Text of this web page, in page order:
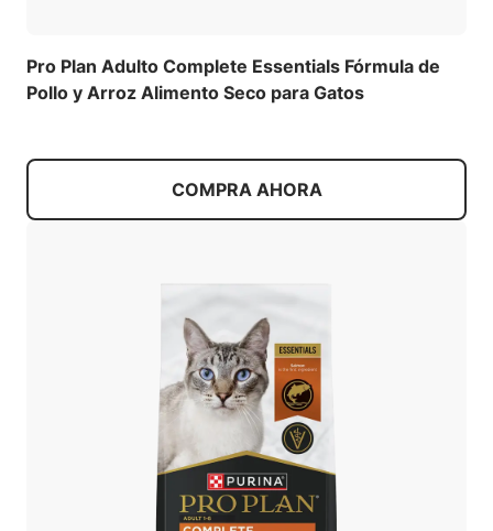
Pro Plan Adulto Complete Essentials Fórmula de
Pollo y Arroz Alimento Seco para Gatos
COMPRA AHORA